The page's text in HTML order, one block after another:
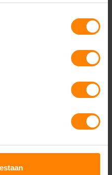
– sterke en duurzame
voor een prettig
professioneel uitzien
optimale
te wassen en
gebruik